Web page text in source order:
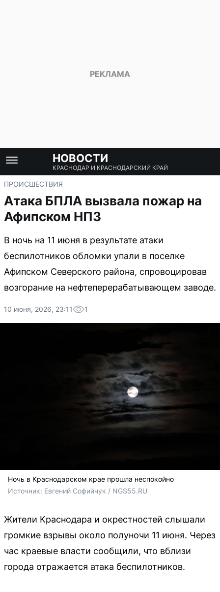
НОВОСТИ
КРАСНОДАР И КРАСНОДАРСКИЙ КРАЙ
ПРОИСШЕСТВИЯ
Атака БПЛА вызвала пожар на
Афипском НПЗ
В ночь на 11 июня в результате атаки
беспилотников обломки упали в поселке
Афипском Северского района, спровоцировав
возгорание на нефтеперерабатывающем заводе.
10 июня, 2026, 23:11 1
Ночь в Краснодарском крае прошла неспокойно
Источник: Евгений Софийчук / NGS55.RU
Жители Краснодара и окрестностей слышали
громкие взрывы около полуночи 11 июня. Через
час краевые власти сообщили, что вблизи
города отражается атака беспилотников.